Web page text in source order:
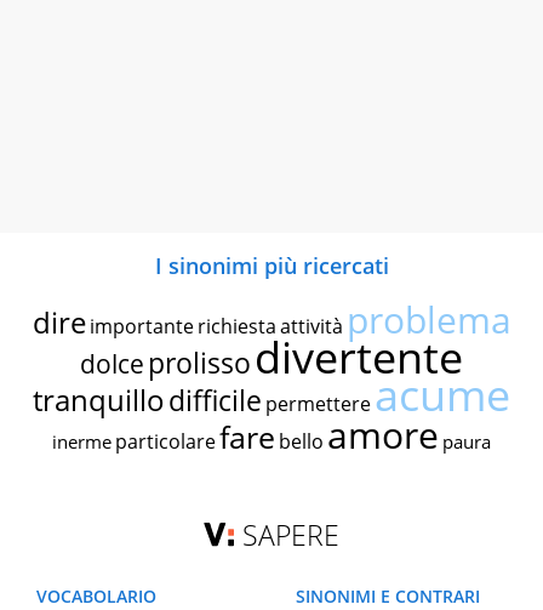
I sinonimi più ricercati
dire importante richiestaattività problema
dolce prolissodivertente
tranquillodifficile permettereacume
inerme particolarefare bello amore paura
SAPERE
VOCABOLARIO
SINONIMI E CONTRARI